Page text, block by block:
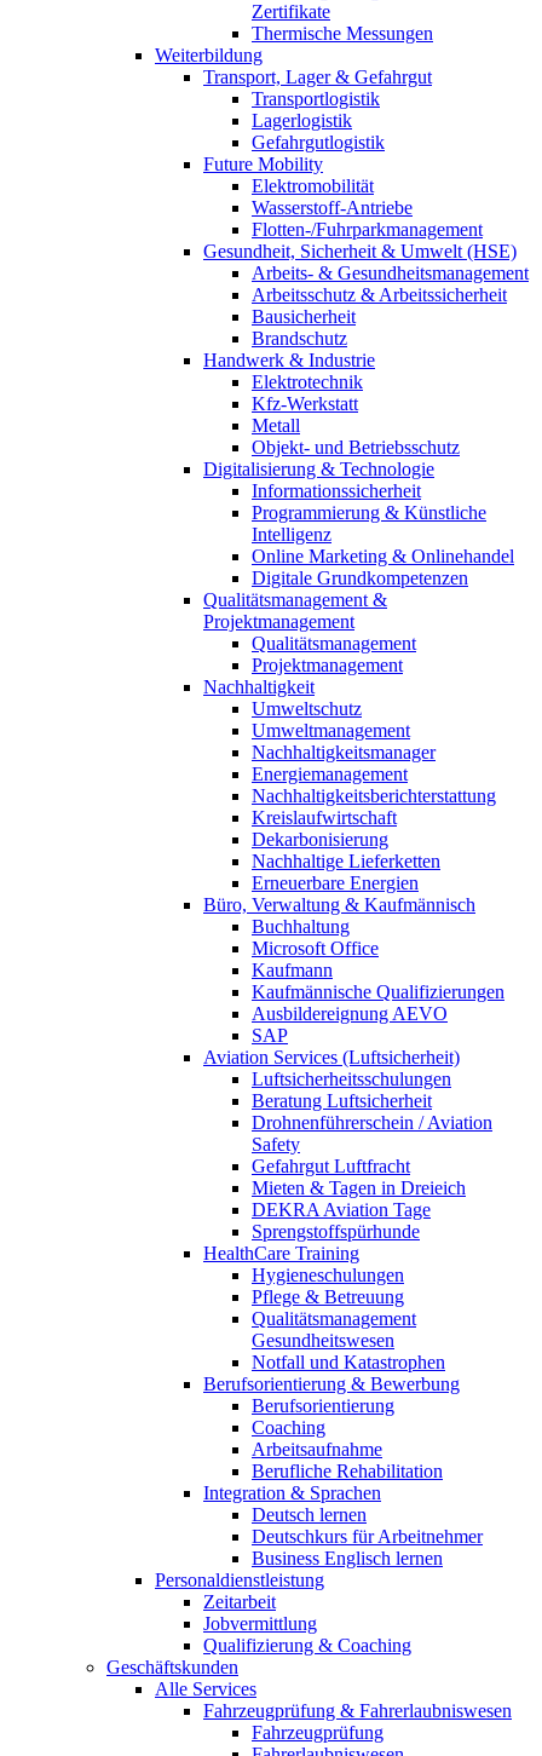
Zertifikate
Thermische Messungen
Weiterbildung
Transport, Lager & Gefahrgut
Transportlogistik
Lagerlogistik
Gefahrgutlogistik
Future Mobility
Elektromobilität
Wasserstoff-Antriebe
Flotten-/Fuhrparkmanagement
Gesundheit, Sicherheit & Umwelt (HSE)
Arbeits- & Gesundheitsmanagement
Arbeitsschutz & Arbeitssicherheit
Bausicherheit
Brandschutz
Handwerk & Industrie
Elektrotechnik
Kfz-Werkstatt
Metall
Objekt- und Betriebsschutz
Digitalisierung & Technologie
Informationssicherheit
Programmierung & Künstliche
Intelligenz
Online Marketing & Onlinehandel
Digitale Grundkompetenzen
Qualitätsmanagement &
Projektmanagement
Qualitätsmanagement
Projektmanagement
Nachhaltigkeit
Umweltschutz
Umweltmanagement
Nachhaltigkeitsmanager
Energiemanagement
Nachhaltigkeitsberichterstattung
Kreislaufwirtschaft
Dekarbonisierung
Nachhaltige Lieferketten
Erneuerbare Energien
Büro, Verwaltung & Kaufmännisch
Buchhaltung
Microsoft Office
Kaufmann
Kaufmännische Qualifizierungen
Ausbildereignung AEVO
SAP
Aviation Services (Luftsicherheit)
Luftsicherheitsschulungen
Beratung Luftsicherheit
Drohnenführerschein / Aviation
Safety
Gefahrgut Luftfracht
Mieten & Tagen in Dreieich
DEKRA Aviation Tage
Sprengstoffspürhunde
HealthCare Training
Hygieneschulungen
Pflege & Betreuung
Qualitätsmanagement
Gesundheitswesen
Notfall und Katastrophen
Berufsorientierung & Bewerbung
Berufsorientierung
Coaching
Arbeitsaufnahme
Berufliche Rehabilitation
Integration & Sprachen
Deutsch lernen
Deutschkurs für Arbeitnehmer
Business Englisch lernen
Personaldienstleistung
Zeitarbeit
Jobvermittlung
Qualifizierung & Coaching
Geschäftskunden
Alle Services
Fahrzeugprüfung & Fahrerlaubniswesen
Fahrzeugprüfung